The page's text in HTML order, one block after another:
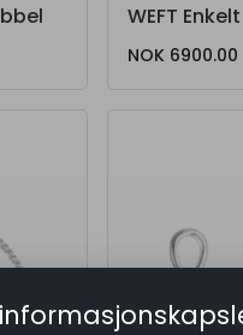
WEFT
NOK 6900.00